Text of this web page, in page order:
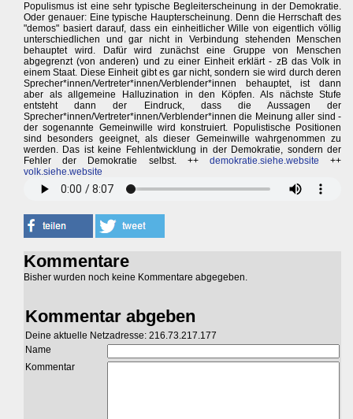
Populismus ist eine sehr typische Begleiterscheinung in der Demokratie.
Oder genauer: Eine typische Haupterscheinung. Denn die Herrschaft des
"demos" basiert darauf, dass ein einheitlicher Wille von eigentlich völlig
unterschiedlichen und gar nicht in Verbindung stehenden Menschen
behauptet wird. Dafür wird zunächst eine Gruppe von Menschen
abgegrenzt (von anderen) und zu einer Einheit erklärt - zB das Volk in
einem Staat. Diese Einheit gibt es gar nicht, sondern sie wird durch deren
Sprecher*innen/Vertreter*innen/Verblender*innen behauptet, ist dann
aber als allgemeine Halluzination in den Köpfen. Als nächste Stufe
entsteht dann der Eindruck, dass die Aussagen der
Sprecher*innen/Vertreter*innen/Verblender*innen die Meinung aller sind -
der sogenannte Gemeinwille wird konstruiert. Populistische Positionen
sind besonders geeignet, als dieser Gemeinwille wahrgenommen zu
werden. Das ist keine Fehlentwicklung in der Demokratie, sondern der
Fehler der Demokratie selbst. ++ demokratie.siehe.website ++
volk.siehe.website
Kommentare
Bisher wurden noch keine Kommentare abgegeben.
Kommentar abgeben
Deine aktuelle Netzadresse: 216.73.217.177
Name
Kommentar